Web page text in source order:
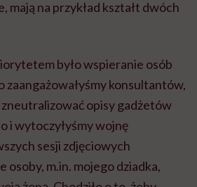
mają na przykład kształt dwóch
było wspieranie osób
zaangażowałyśmy konsultantów,
opisy gadżetów
i wytoczyłyśmy wojnę
sesji zdjęciowych
osoby, m.in. mojego dziadka,